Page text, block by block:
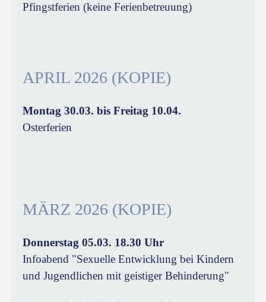
Pfingstferien (keine Ferienbetreuung)
APRIL 2026 (KOPIE)
Montag 30.03. bis Freitag 10.04.
Osterferien
MÄRZ 2026 (KOPIE)
Donnerstag 05.03. 18.30 Uhr
Infoabend "Sexuelle Entwicklung bei Kindern
und Jugendlichen mit geistiger Behinderung"